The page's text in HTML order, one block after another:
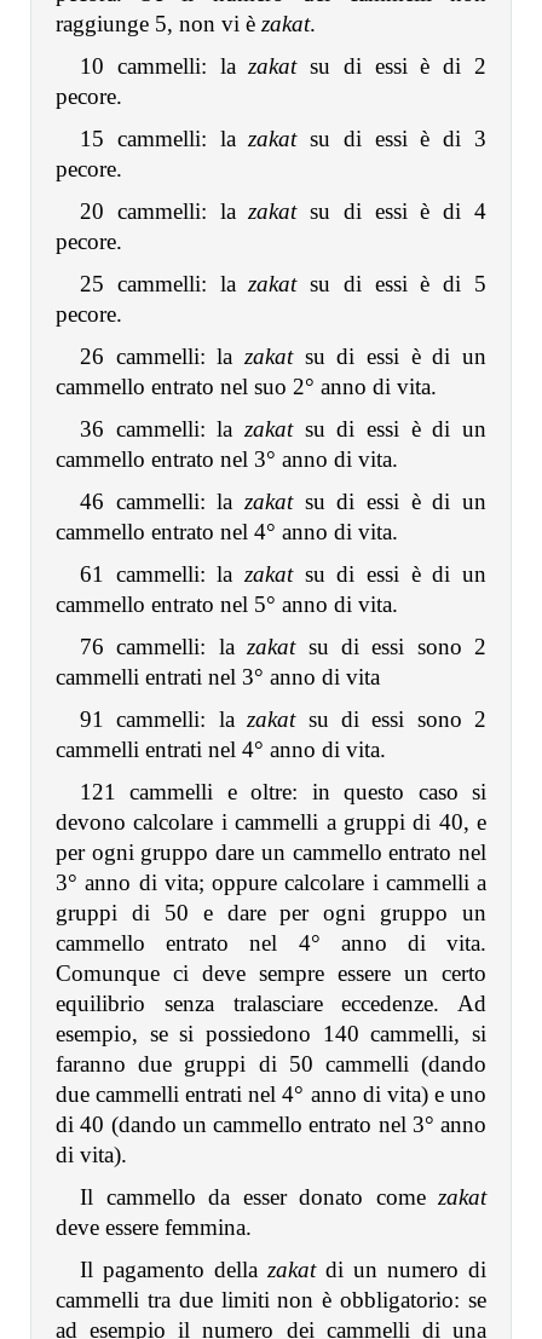
raggiunge 5, non vi è zakat.
10 cammelli: lazakatsu di essi è di 2
pecore.
15 cammelli: lazakatsu di essi è di 3
pecore.
20 cammelli: lazakatsu di essi è di 4
pecore.
25 cammelli: lazakatsu di essi è di 5
pecore.
26 cammelli: la zakat su di essi è di un
cammello entrato nel suo 2° anno di vita.
36 cammelli: la zakatsu di essi è di un
cammello entrato nel 3° anno di vita.
46 cammelli: la zakatsu di essi è di un
cammello entrato nel 4° anno di vita.
61 cammelli: la zakatsu di essi è di un
cammello entrato nel 5° anno di vita.
76 cammelli: lazakatsu di essi sono 2
cammelli entrati nel 3° anno di vita
91 cammelli: lazakatsu di essi sono 2
cammelli entrati nel 4° anno di vita.
121 cammelli e oltre: in questo caso si
devono calcolare i cammelli a gruppi di 40, e
per ogni gruppo dare un cammello entrato nel
3° anno di vita; oppure calcolare i cammelli a
gruppi di 50 e dare per ogni gruppo un
cammello entrato nel 4° anno di vita.
Comunque ci deve sempre essere un certo
equilibrio senza tralasciare eccedenze. Ad
esempio, se si possiedono 140 cammelli, si
faranno due gruppi di 50 cammelli (dando
due cammelli entrati nel 4° anno di vita) e uno
di 40 (dando un cammello entrato nel 3° anno
di vita).
Il cammello da esser donato come zakat
deve essere femmina.
Il pagamento della zakatdi un numero di
cammelli tra due limiti non è obbligatorio: se
ad esempio il numero dei cammelli di una